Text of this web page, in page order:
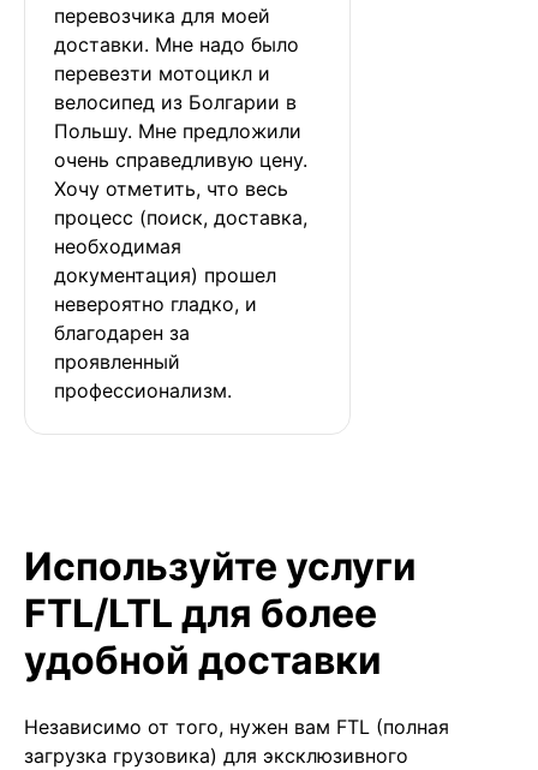
перевозчика для моей
доставки. Мне надо было
перевезти мотоцикл и
велосипед из Болгарии в
Польшу. Мне предложили
очень справедливую цену.
Хочу отметить, что весь
процесс (поиск, доставка,
необходимая
документация) прошел
невероятно гладко, и
благодарен за
проявленный
профессионализм.
Используйте услуги
FTL/LTL для более
удобной доставки
Независимо от того, нужен вам FTL (полная
загрузка грузовика) для эксклюзивного